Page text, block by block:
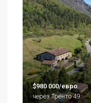
$980 000/евро
через Тренто 49